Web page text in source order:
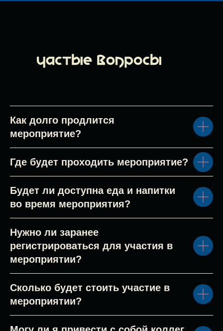
Как долго продлится
мероприятие?
Где будет проходить мероприятие?
Будет ли доступна еда и напитки
во время мероприятия?
Нужно ли заранее
регистрироваться для участия в
мероприятии?
Сколько будет стоить участие в
мероприятии?